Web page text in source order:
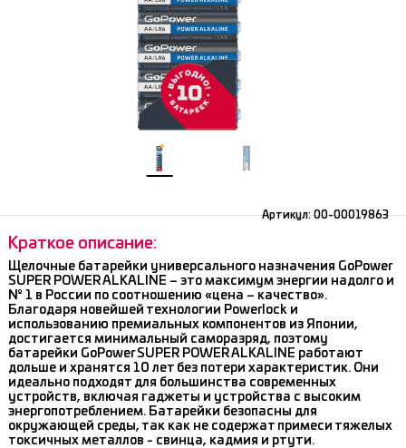
Артикул:00-00019863
Краткое описание:
Щелочные батарейки универсального назначения GoPower
SUPER POWER ALKALINE – это максимум энергии надолго и
№ 1 в России по соотношению «цена – качество».
Благодаря новейшей технологии Powerlock и
использованию премиальных компонентов из Японии,
достигается минимальный саморазряд, поэтому
батарейки GoPower SUPER POWER ALKALINE работают
дольше и хранятся 10 лет без потери характеристик. Они
идеально подходят для большинства современных
устройств, включая гаджеты и устройства с высоким
энергопотреблением. Батарейки безопасны для
окружающей среды, так как не содержат примеси тяжелых
токсичных металлов - свинца, кадмия и ртути.